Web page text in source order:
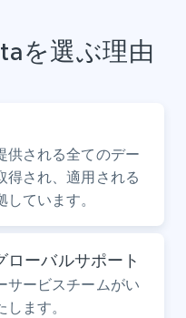
を選ぶ理由
供される全てのデー
得され、適用される
ています。
ーバルサポート
サービスチームがい
ます。